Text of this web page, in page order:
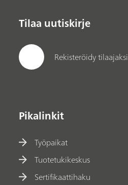
Tilaa uutiskirje
Rekisteröidy tilaajaksi
Pikalinkit
Työpaikat
Tuotetukikeskus
Sertifikaattihaku